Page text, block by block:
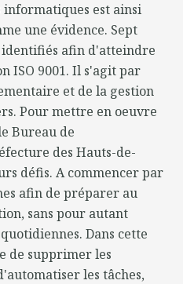
est ainsi
une évidence. Sept
identifiés afin d'atteindre
ISO 9001. Il s'agit par
et de la gestion
Pour mettre en oeuvre
Bureau de
des Hauts-de-
défis. A commencer par
afin de préparer au
sans pour autant
Dans cette
de supprimer les
les tâches,